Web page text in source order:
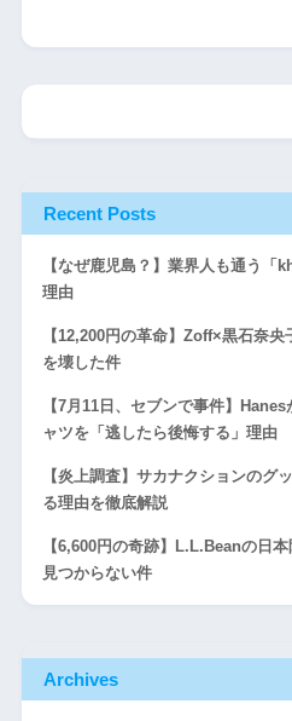
Recent Posts
【なぜ鹿児島？】業界人も通う「
理由
【12,200円の革命】Zoff×黒石奈央
を壊した件
【7月11日、セブンで事件】
ャツを「逃したら後悔する」理由
【炎上調査】サカナクションのグ
る理由を徹底解説
【6,600円の奇跡】L.L.Beanの日
見つからない件
Archives